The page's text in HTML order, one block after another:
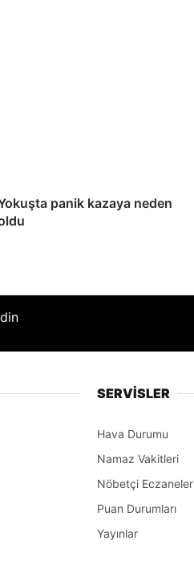
panik kazaya neden
SERVİSLER
Hava Durumu
Namaz Vakitleri
Nöbetçi Eczaneler
Puan Durumları
Yayınlar